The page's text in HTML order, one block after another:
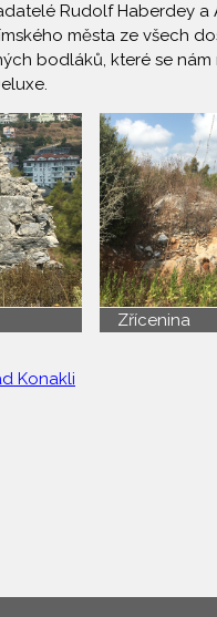
Rudolf Haberdey a
města ze všech
bodláků, které se
Zřícenina
Konakli